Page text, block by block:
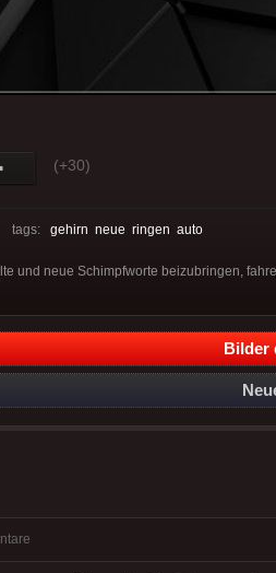
(+30)
tags: gehirn neue ringen auto
und neue Schimpfworte beizubringen,
Bilder